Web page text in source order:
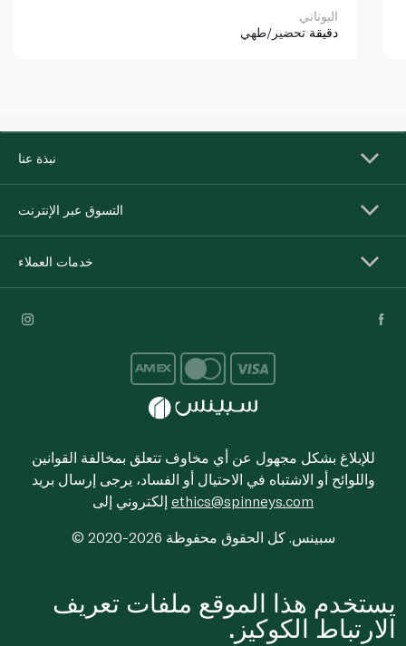
اليوناني
دقيقة تحضير/طهي
نبذة عنا
التسوق عبر الإنترنت
خدمات العملاء
للإبلاغ بشكل مجهول عن أي مخاوف تتعلق بمخالفة القوانين
واللوائح أو الاشتباه في الاحتيال أو الفساد، يرجى إرسال بريد
ethics@spinneys.com
© 2020-2026 سبينس. كل الحقوق محفوظة
يستخدم هذا الموقع ملفات تعريف
الارتباط الكوكيز.